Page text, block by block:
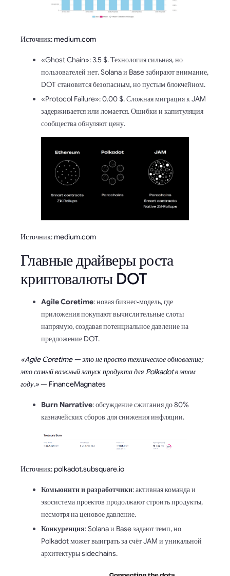
Источник: medium.com
«Ghost Chain»: 3.5 $. Технология сильная, но
пользователей нет. Solana и Base забирают внимание,
DOT становится безопасным, но пустым блокчейном.
«Protocol Failure»: 0.00 $. Сложная миграция к JAM
задерживается или ломается. Ошибки и капитуляция
сообщества обнуляют цену.
Источник: medium.com
Главные драйверы роста
криптовалюты DOT
Agile Coretime: новая бизнес‑модель, где
приложения покупают вычислительные слоты
напрямую, создавая потенциальное давление на
предложение DOT.
«Agile Coretime — это не просто техническое обновление;
это самый важный запуск продукта для Polkadot в этом
году.»— FinanceMagnates
Burn Narrative: обсуждение сжигания до 80%
казначейских сборов для снижения инфляции.
Источник: polkadot.subsquare.io
Комьюнити и разработчики: активная команда и
экосистема проектов продолжают строить продукты,
несмотря на ценовое давление.
Конкуренция: Solana и Base задают темп, но
Polkadot может выиграть за счёт JAM и уникальной
архитектуры sidechains.